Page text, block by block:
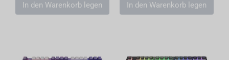
In den Warenkorb legen In den Warenkorb legen